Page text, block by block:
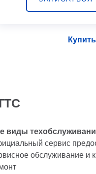
виды
сервис
обслуживание и